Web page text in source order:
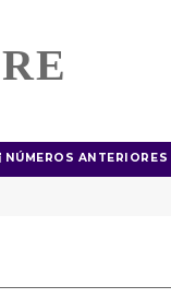
NÚMEROS ANTERIORES